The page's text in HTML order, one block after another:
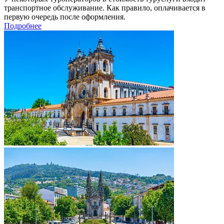
транспортное обслуживание. Как правило, оплачивается в
первую очередь после оформления.
Подробнее